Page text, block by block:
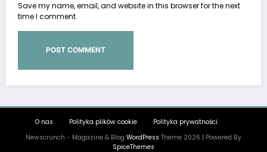
Save my name, email, and website in this browser for the next
time I comment.
O nas Polityka plików cookie
Polityka prywatności
Newscrunch - Magazine & Blog WordPress Theme 2026 | Powered By
SpiceThemes